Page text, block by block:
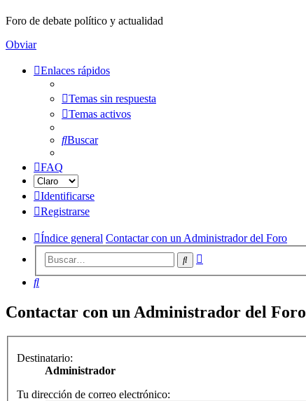
Foro de debate político y actualidad
Obviar
Enlaces rápidos
Temas sin respuesta
Temas activos
Buscar
FAQ
Identificarse
Registrarse
Índice general Contactar con un Administrador del Foro
Buscar
Buscar
Contactar con un Administrador del Foro
Destinatario:
Administrador
Tu dirección de correo electrónico: